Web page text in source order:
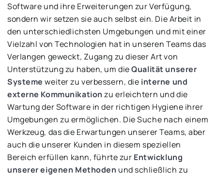
Software und ihre Erweiterungen zur Verfügung,
sondern wir setzen sie auch selbst ein. Die Arbeit in
den unterschiedlichsten Umgebungen und mit einer
Vielzahl von Technologien hat in unseren Teams das
Verlangen geweckt, Zugang zu dieser Art von
Unterstützung zu haben, um dieQualität unserer
Systeme weiter zu verbessern, die interne und
externe Kommunikation zu erleichtern und die
Wartung der Software in der richtigen Hygiene ihrer
Umgebungen zu ermöglichen. Die Suche nach einem
Werkzeug, das die Erwartungen unserer Teams, aber
auch die unserer Kunden in diesem speziellen
Bereich erfüllen kann, führte zur Entwicklung
unserer eigenen Methoden und schließlich zu